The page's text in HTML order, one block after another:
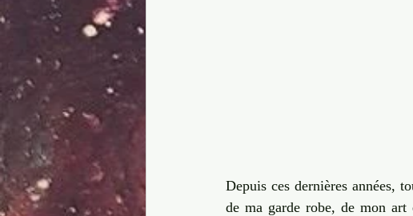
Depuis ces dernières années,
de ma garde robe, de mon